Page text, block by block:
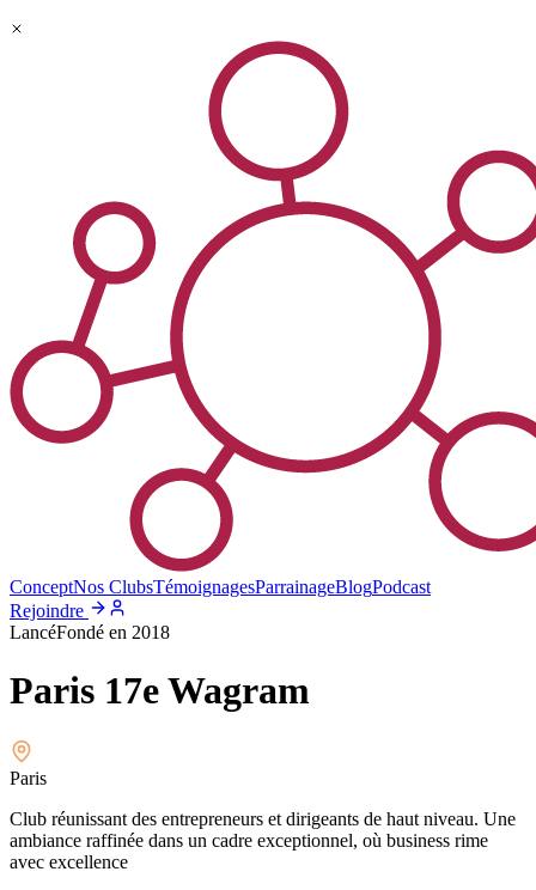
ConceptNos ClubsTémoignagesParrainageBlogPodcast
Rejoindre
LancéFondé en 2018
Paris 17e Wagram
Paris
Club réunissant des entrepreneurs et dirigeants de haut niveau. Une
ambiance raffinée dans un cadre exceptionnel, où business rime
avec excellence